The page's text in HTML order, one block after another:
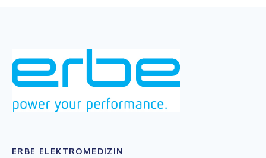
ERBE ELEKTROMEDIZIN